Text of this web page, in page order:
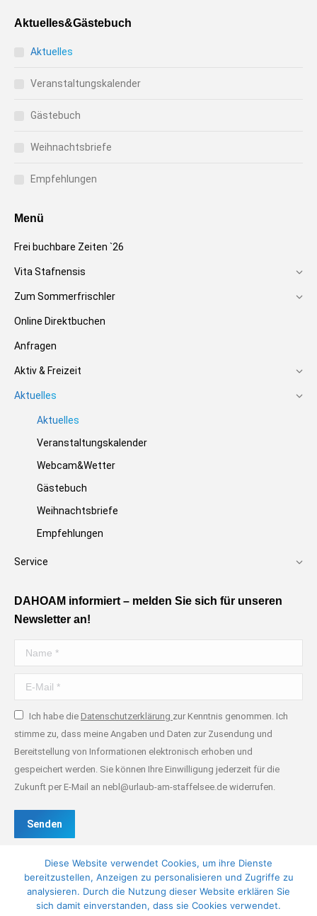
Aktuelles&Gästebuch
Aktuelles
Veranstaltungskalender
Gästebuch
Weihnachtsbriefe
Empfehlungen
Menü
Frei buchbare Zeiten `26
Vita Stafnensis
Zum Sommerfrischler
Online Direktbuchen
Anfragen
Aktiv & Freizeit
Aktuelles
Aktuelles
Veranstaltungskalender
Webcam&Wetter
Gästebuch
Weihnachtsbriefe
Empfehlungen
Service
DAHOAM informiert – melden Sie sich für unseren
Newsletter an!
Name *
E-Mail *
Ich habe die Datenschutzerklärung zur Kenntnis genommen. Ich
stimme zu, dass meine Angaben und Daten zur Zusendung und
Bereitstellung von Informationen elektronisch erhoben und
gespeichert werden. Sie können Ihre Einwilligung jederzeit für die
Zukunft per E-Mail an nebl@urlaub-am-staffelsee.de widerrufen.
Senden
Diese Website verwendet Cookies, um ihre Dienste
bereitzustellen, Anzeigen zu personalisieren und Zugriffe zu
analysieren. Durch die Nutzung dieser Website erklären Sie
sich damit einverstanden, dass sie Cookies verwendet.